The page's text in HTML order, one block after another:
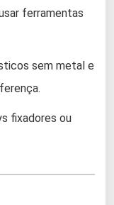
ferramentas
sem metal e
fixadores ou